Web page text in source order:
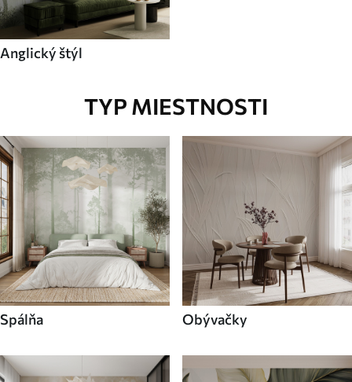
Anglický štýl
TYP MIESTNOSTI
Spálňa Obývačky